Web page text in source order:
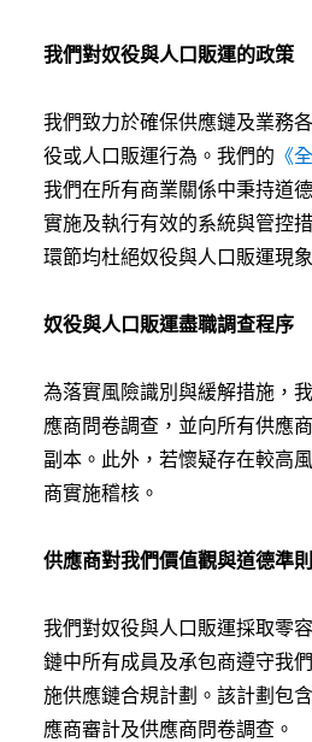
我們對奴役與人口販運的政策
我們致力於確保供應鏈及業務
役或人口販運行為。我們的 《
我們在所有商業關係中秉持道
實施及執行有效的系統與管控
環節均杜絕奴役與人口販運現象
奴役與人口販運盡職調查程序
為落實風險識別與緩解措施，
應商問卷調查，並向所有供應
副本。此外，若懷疑存在較高
商實施稽核。
供應商對我們價值觀與道德準
我們對奴役與人口販運採取零
鏈中所有成員及承包商遵守我
施供應鏈合規計劃。該計劃包
應商審計及供應商問卷調查。